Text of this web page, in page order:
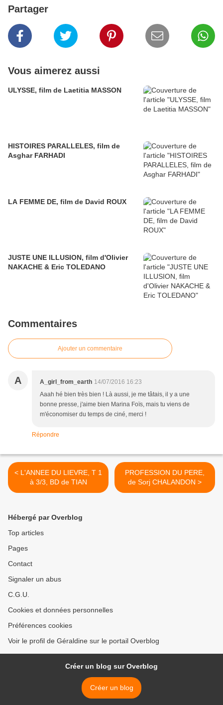
Partager
Vous aimerez aussi
ULYSSE, film de Laetitia MASSON
HISTOIRES PARALLELES, film de
Asghar FARHADI
LA FEMME DE, film de David ROUX
JUSTE UNE ILLUSION, film d'Olivier
NAKACHE & Eric TOLEDANO
Commentaires
Ajouter un commentaire
A A_girl_from_earth 14/07/2016 16:23
Aaah hé bien très bien ! Là aussi, je me tâtais, il y a une
bonne presse, j'aime bien Marina Foïs, mais tu viens de
m'économiser du temps de ciné, merci !
Répondre
< L'ANNEE DU LIEVRE, T 1
à 3/3, BD de TIAN
PROFESSION DU PERE,
de Sorj CHALANDON >
Hébergé par Overblog
Top articles
Pages
Contact
Signaler un abus
C.G.U.
Cookies et données personnelles
Préférences cookies
Voir le profil de Géraldine sur le portail Overblog
Créer un blog sur Overblog
Créer un blog